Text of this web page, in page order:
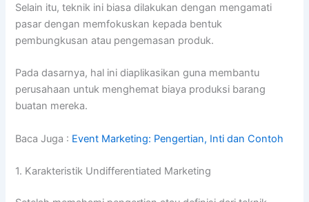
Selain itu, teknik ini biasa dilakukan dengan mengamati
pasar dengan memfokuskan kepada bentuk
pembungkusan atau pengemasan produk.
Pada dasarnya, hal ini diaplikasikan guna membantu
perusahaan untuk menghemat biaya produksi barang
buatan mereka.
Baca Juga : Event Marketing: Pengertian, Inti dan Contoh
1. Karakteristik Undifferentiated Marketing